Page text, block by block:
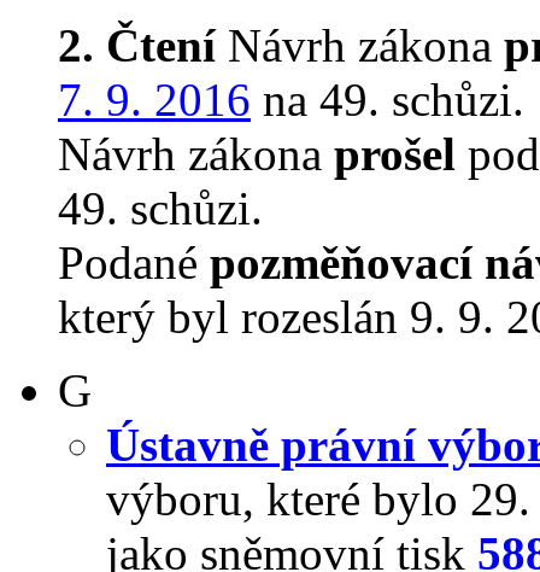
2. ČteníNávrh zákona
7. 9. 2016 na 49. schůzi.
Návrh zákona prošel
49. schůzi.
Podané pozměňovací
který byl rozeslán 9. 9.
G
Ústavně právní
výboru, které bylo
jako sněmovní tisk